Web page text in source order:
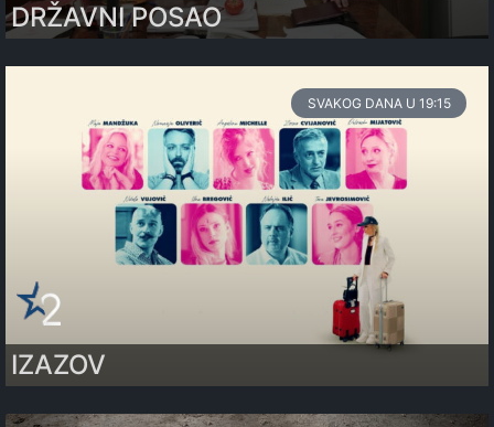
DRŽAVNI POSAO
SVAKOG DANA U 19:15
IZAZOV